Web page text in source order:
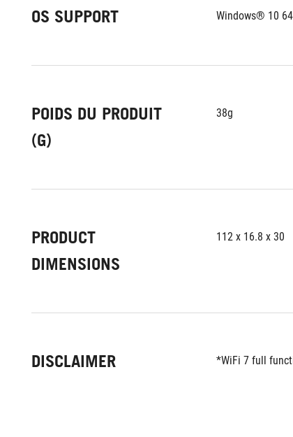
OS SUPPORT Windows® 10
POIDS DU PRODUIT
(G)
38g
PRODUCT
DIMENSIONS
112 x 16.8 x 30
DISCLAIMER *WiFi 7 full